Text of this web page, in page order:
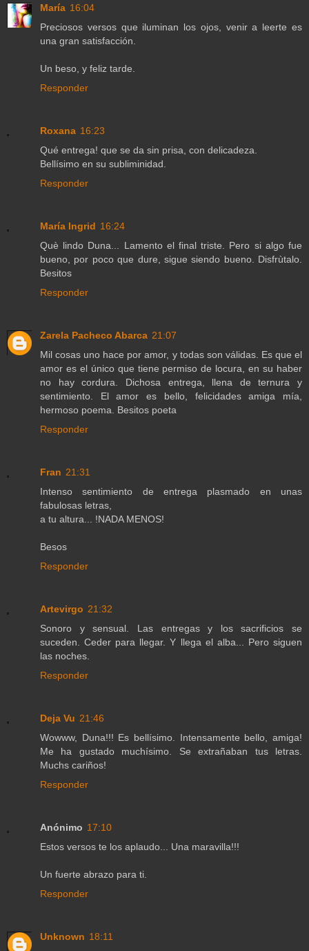
María 16:04
Preciosos versos que iluminan los ojos, venir a leerte es
una gran satisfacción.
Un beso, y feliz tarde.
Responder
Roxana 16:23
Qué entrega! que se da sin prisa, con delicadeza.
Bellísimo en su subliminidad.
Responder
María Ingrid 16:24
Què lindo Duna... Lamento el final triste. Pero si algo fue
bueno, por poco que dure, sigue siendo bueno. Disfrùtalo.
Besitos
Responder
Zarela Pacheco Abarca 21:07
Mil cosas uno hace por amor, y todas son válidas. Es que el
amor es el único que tiene permiso de locura, en su haber
no hay cordura. Dichosa entrega, llena de ternura y
sentimiento. El amor es bello, felicidades amiga mía,
hermoso poema. Besitos poeta
Responder
Fran 21:31
Intenso sentimiento de entrega plasmado en unas
fabulosas letras,
a tu altura... !NADA MENOS!
Besos
Responder
Artevirgo 21:32
Sonoro y sensual. Las entregas y los sacrificios se
suceden. Ceder para llegar. Y llega el alba... Pero siguen
las noches.
Responder
Deja Vu 21:46
Wowww, Duna!!! Es bellísimo. Intensamente bello, amiga!
Me ha gustado muchísimo. Se extrañaban tus letras.
Muchs cariños!
Responder
Anónimo 17:10
Estos versos te los aplaudo... Una maravilla!!!
Un fuerte abrazo para ti.
Responder
Unknown 18:11